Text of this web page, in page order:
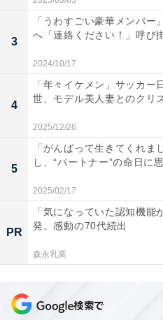
3
「うわすごい豪華メンバー
へ「連絡ください！」呼び
2024/10/17
4
「年々イケメン」サッカー
世、モデル美人妻とのクリ
2025/12/26
5
「がんばって生きてくれま
し、“パートナー”の命日に
2025/02/17
PR
「気になっていた認知機
発。感動の70代続出
森永乳業